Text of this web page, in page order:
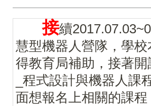
接續
慧型機器人營隊，學校
得教育局補助，接著開
_程式設計與機器人課
面想報名上相關的課程